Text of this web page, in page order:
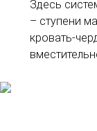
Здесь
– ступени
кровать-